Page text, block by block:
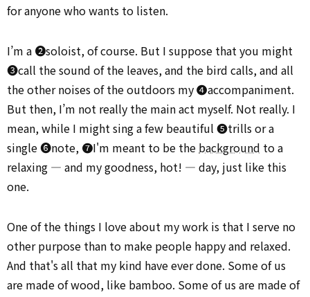
for anyone who wants to listen.
I’m a ➋soloist, of course. But I suppose that you might
➌call the sound of the leaves, and the bird calls, and all
the other noises of the outdoors my ➍accompaniment.
But then, I’m not really the main act myself. Not really. I
mean, while I might sing a few beautiful ➎trills or a
single ➏note, ➐I'm meant to be the background to a
relaxing — and my goodness, hot! — day, just like this
one.
One of the things I love about my work is that I serve no
other purpose than to make people happy and relaxed.
And that's all that my kind have ever done. Some of us
are made of wood, like bamboo. Some of us are made of